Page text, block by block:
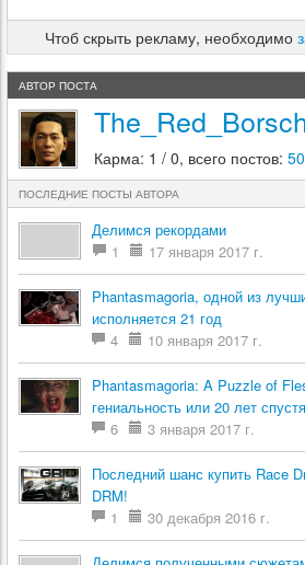
Чтоб скрыть рекламу, необходимо
АВТОР ПОСТА
Карма: 1 / 0, всего постов: 50
ПОСЛЕДНИЕ ПОСТЫ АВТОРА
Делимся рекордами
1
17 января 2017 г.
Phantasmagoria, одной из
исполняется 21 год
4
10 января 2017 г.
Phantasmagoria: A Puzzle of
гениальность или 20 лет спустя
6
3 января 2017 г.
Последний шанс купить Race
DRM!
1
30 декабря 2016 г.